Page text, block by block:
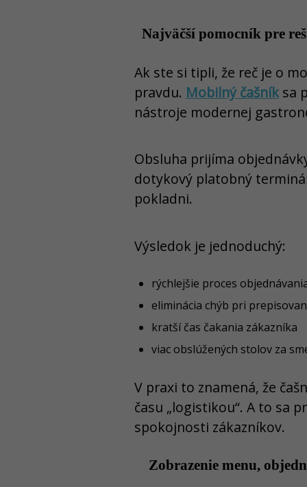
Najväčší pomocník pre
Ak ste si tipli, že reč je o
pravdu. Mobilný čašníksa
nástroje modernej
Obsluha prijíma
dotykový platobný
pokladni.
Výsledok je jednoduchý:
rýchlejšie proces
eliminácia chýb pri
kratší čas čakania zákazníka
viac obslúžených stolov za
V praxi to znamená, že
času „logistikou“. A to sa
spokojnosti zákazníkov.
Zobrazenie menu,